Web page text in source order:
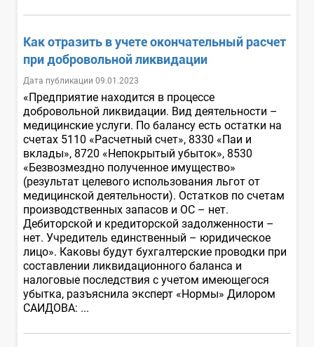
Как отразить в учете окончательный расчет
при добровольной ликвидации
Дата публикации 09.01.2023
«Предприятие находится в процессе
добровольной ликвидации. Вид деятельности –
медицинские услуги. По балансу есть остатки на
счетах 5110 «Расчетный счет», 8330 «Паи и
вклады», 8720 «Непокрытый убыток», 8530
«Безвозмездно полученное имущество»
(результат целевого использования льгот от
медицинской деятельности). Остатков по счетам
производственных запасов и ОС – нет.
Дебиторской и кредиторской задолженности –
нет. Учредитель единственный – юридическое
лицо». Каковы будут бухгалтерские проводки при
составлении ликвидационного баланса и
налоговые последствия с учетом имеющегося
убытка, разъяснила эксперт «Нормы» Дилором
САИДОВА: ...